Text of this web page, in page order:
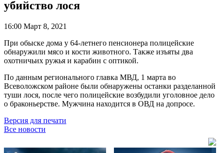
убийство лося
16:00 Март 8, 2021
При обыске дома у 64-летнего пенсионера полицейские
обнаружили мясо и кости животного. Также изъяты два
охотничьих ружья и карабин с оптикой.
По данным регионального главка МВД, 1 марта во
Всеволожском районе были обнаружены останки разделанной
туши лося, после чего полицейские возбудили уголовное дело
о браконьерстве. Мужчина находится в ОВД на допросе.
Версия для печати
Все новости